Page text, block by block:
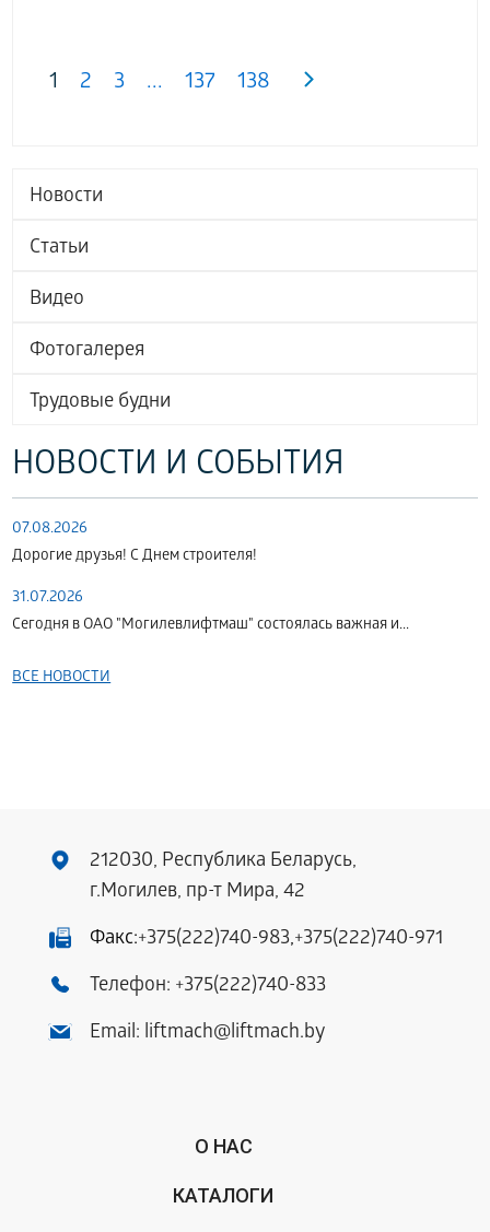
Новости
Статьи
Видео
Фотогалерея
Трудовые будни
НОВОСТИ И СОБЫТИЯ
07.08.2026
Дорогие друзья! С Днем строителя!
31.07.2026
Сегодня в ОАО "Могилевлифтмаш" состоялась важная и...
ВСЕ НОВОСТИ
1 2 3 ... 137 138
212030, Республика Беларусь,
г.Могилев, пр-т Мира, 42
Факс:+375(222)740-983,+375(222)740-971
Телефон: +375(222)740-833
Email: liftmach@liftmach.by
О НАС
КАТАЛОГИ